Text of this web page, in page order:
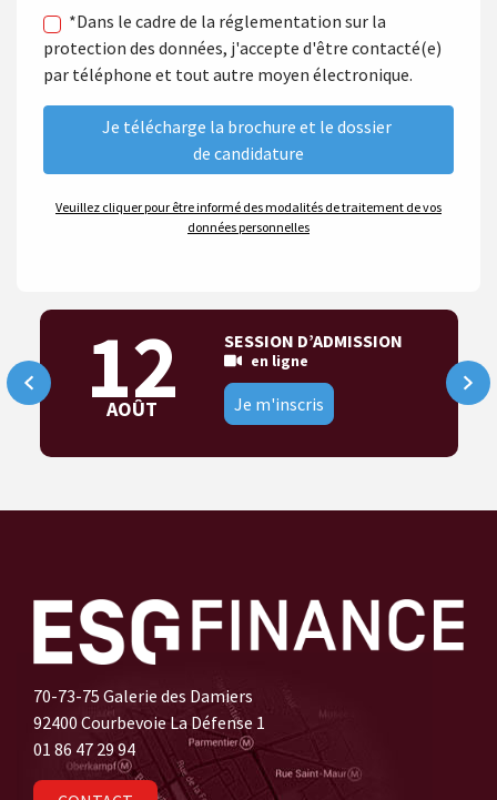
*Dans le cadre de la réglementation sur la
protection des données, j'accepte d'être contacté(e)
par téléphone et tout autre moyen électronique.
Veuillez cliquer pour être informé des modalités de traitement de vos
données personnelles
12
AOÛT
SESSION D’ADMISSION
en ligne
Je m'inscris
70-73-75 Galerie des Damiers
92400 Courbevoie La Défense 1
01 86 47 29 94